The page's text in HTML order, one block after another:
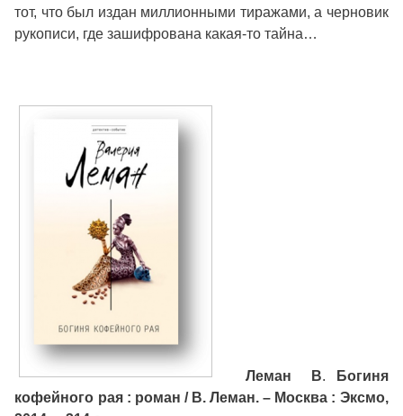
тот, что был издан миллионными тиражами, а черновик
рукописи, где зашифрована какая-то тайна…
Леман В.
Богиня
кофейного рая : роман / В. Леман. – Москва : Эксмо,